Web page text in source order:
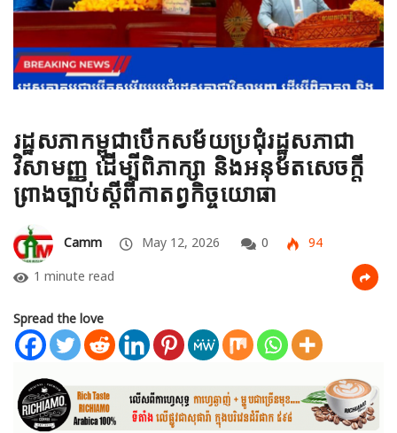
រដ្ឋសភាកម្ពុជាបេីកសម័យប្រជុំរដ្ឋសភាជា
វិសាមញ្ញ ដើម្បីពិភាក្សា និងអនុម័តសេចក្តី​
ព្រាងច្បាប់ស្តីពីកាតព្វកិច្ចយោធា
Camm May 12, 2026 0
94
1 minute read
Spread the love